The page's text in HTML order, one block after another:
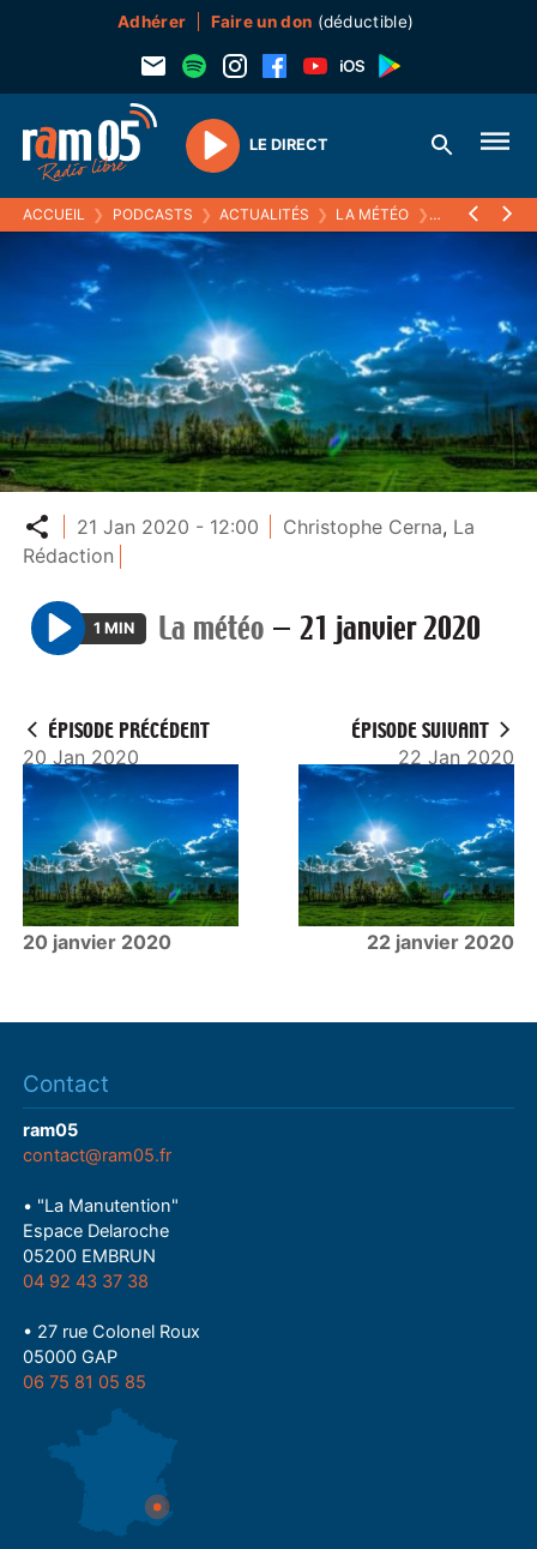
Adhérer Faire un don (déductible)
Play
LE DIRECT
ACCUEIL ❯ PODCASTS ❯ ACTUALITÉS ❯ LA MÉTÉO ❯ 21 JANVIER
Partager
21 Jan 2020 - 12:00 Christophe Cerna, La
Rédaction
P
y
1 MIN La météo — 21 janvier 2020
ÉPISODE PRÉCÉDENT
20 Jan 2020
20 janvier 2020
ÉPISODE SUIVANT
22 Jan 2020
22 janvier 2020
Contact
ram05
contact@ram05.fr
• "La Manutention"
Espace Delaroche
05200 EMBRUN
04 92 43 37 38
• 27 rue Colonel Roux
05000 GAP
06 75 81 05 85